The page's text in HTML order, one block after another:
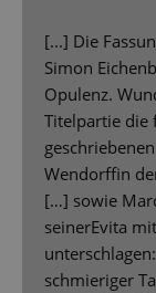
[...] Die
Simon
Opulenz.
Titelpartie die
Wendorffin
[…] sowie
seinerEvita
schmieriger